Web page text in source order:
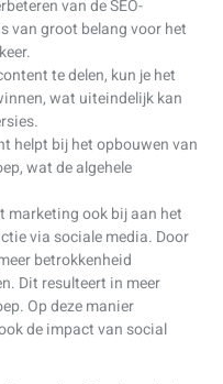
van de SEO-
van groot belang voor het
te delen, kun je het
wat uiteindelijk kan
helpt bij het opbouwen van
wat de algehele
marketing ook bij aan het
via sociale media. Door
betrokkenheid
Dit resulteert in meer
Op deze manier
de impact van social